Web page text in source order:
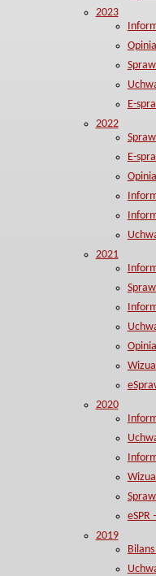
2023
E-
2022
E-
2021
2020
eSPR
2019